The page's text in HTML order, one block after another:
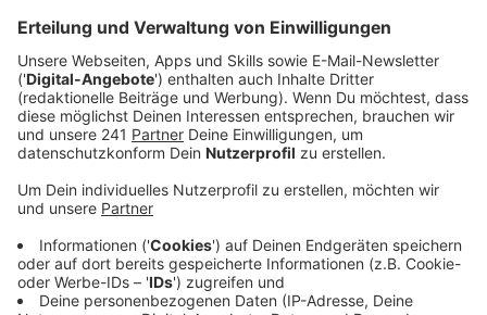
rund 150.000 weniger Besucher gezählt wurden, war
das Wetter ein entscheidender Faktor für den Anstieg.
Anzeige
Erfolgreiche Vorweihnachtszeit
Anzeige